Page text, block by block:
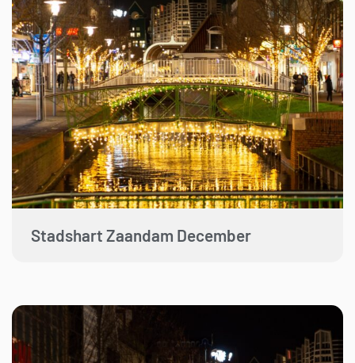
Stadshart Zaandam December